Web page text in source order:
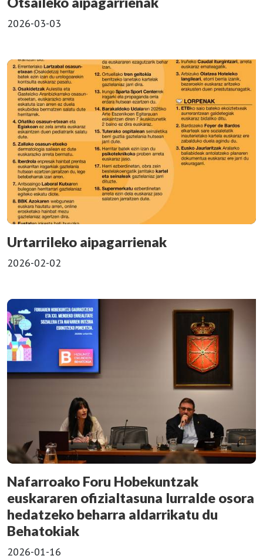
2026-03-03
Urtarrileko aipagarrienak
2026-02-02
Nafarroako Foru Hobekuntzak
euskararen ofizialtasuna lurralde osora
hedatzeko beharra aldarrikatu du
Behatokiak
2026-01-16